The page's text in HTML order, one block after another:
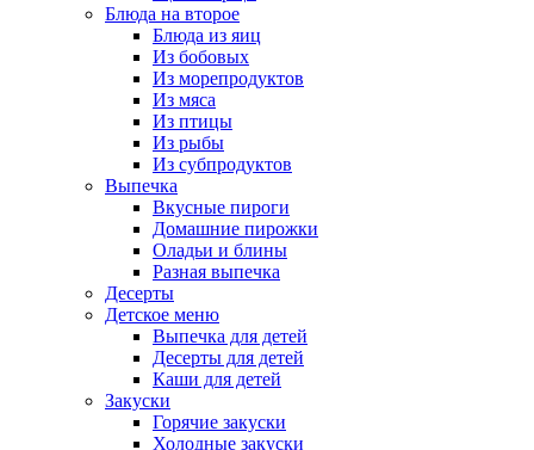
Блюда на второе
Блюда из яиц
Из бобовых
Из морепродуктов
Из мяса
Из птицы
Из рыбы
Из субпродуктов
Выпечка
Вкусные пироги
Домашние пирожки
Оладьи и блины
Разная выпечка
Десерты
Детское меню
Выпечка для детей
Десерты для детей
Каши для детей
Закуски
Горячие закуски
Холодные закуски